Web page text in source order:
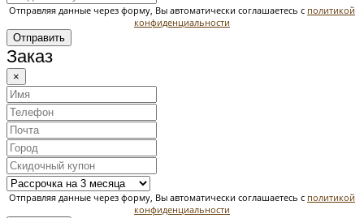
Отправляя данные через форму, Вы автоматически соглашаетесь с политикой
конфиденциальности
Отправить
Заказ
×
Отправляя данные через форму, Вы автоматически соглашаетесь с политикой
конфиденциальности